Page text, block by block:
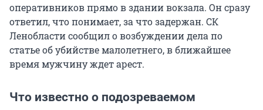
оперативников прямо в здании вокзала. Он сразу
ответил, что понимает, за что задержан. СК
Ленобласти сообщил о возбуждении дела по
статье об убийстве малолетнего, в ближайшее
время мужчину ждет арест.
Что известно о подозреваемом